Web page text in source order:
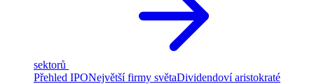
sektorů
Přehled IPONejvětší firmy světaDividendoví aristokraté